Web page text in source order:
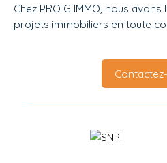
Chez PRO G IMMO, nous
projets immobiliers en toute